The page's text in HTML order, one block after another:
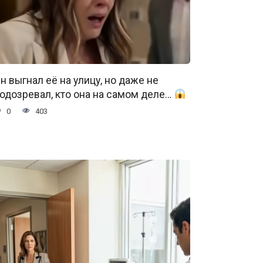
выгнал её на улицу, но даже не
кто она на самом деле…
0 403